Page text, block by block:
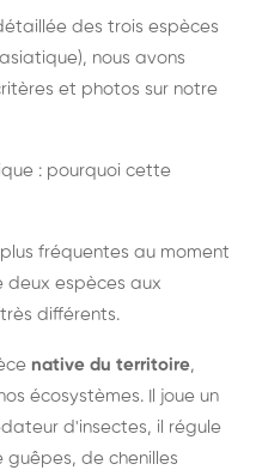
des trois espèces
nous avons
et photos sur notre
: pourquoi cette
fréquentes au moment
deux espèces aux
différents.
native du territoire,
écosystèmes. Il joue un
d'insectes, il régule
guêpes, de chenilles